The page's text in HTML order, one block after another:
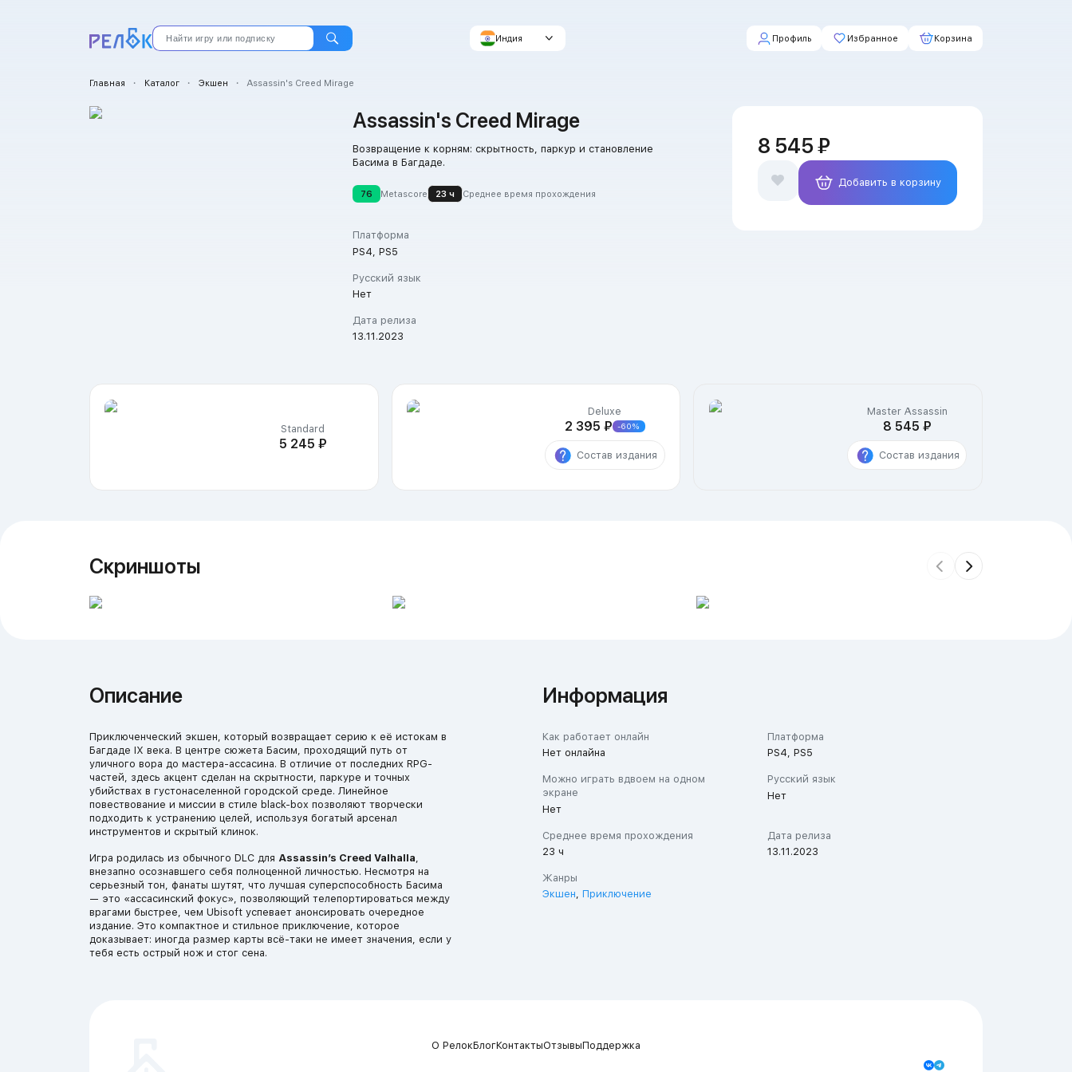
Индия Профиль Избранное Корзина
Главная ・ Каталог ・ Экшен ・ Assassin's Creed Mirage
Assassin's Creed Mirage
Возвращение к корням: скрытность, паркур и становление
Басима в Багдаде.
76 Metascore 23 ч Среднее время прохождения
Платформа
PS4, PS5
Русский язык
Нет
Дата релиза
13.11.2023
8 545 ₽
Добавить в корзину
Standard
5 245 ₽
Deluxe
2 395 ₽ -60%
Состав издания
Master Assassin
8 545 ₽
Состав издания
Скриншоты
Описание
Приключенческий экшен, который возвращает серию к её истокам в
Багдаде IX века. В центре сюжета Басим, проходящий путь от
уличного вора до мастера-ассасина. В отличие от последних RPG-
частей, здесь акцент сделан на скрытности, паркуре и точных
убийствах в густонаселенной городской среде. Линейное
повествование и миссии в стиле black-box позволяют творчески
подходить к устранению целей, используя богатый арсенал
инструментов и скрытый клинок.
Игра родилась из обычного DLC для Assassin’s Creed Valhalla,
внезапно осознавшего себя полноценной личностью. Несмотря на
серьезный тон, фанаты шутят, что лучшая суперспособность Басима
— это «ассасинский фокус», позволяющий телепортироваться между
врагами быстрее, чем Ubisoft успевает анонсировать очередное
издание. Это компактное и стильное приключение, которое
доказывает: иногда размер карты всё-таки не имеет значения, если у
тебя есть острый нож и стог сена.
Информация
Как работает онлайн
Нет онлайна
Платформа
PS4, PS5
Можно играть вдвоем на одном
экране
Нет
Русский язык
Нет
Среднее время прохождения
23 ч
Дата релиза
13.11.2023
Жанры
Экшен Приключение
О РелокБлогКонтактыОтзывыПоддержка